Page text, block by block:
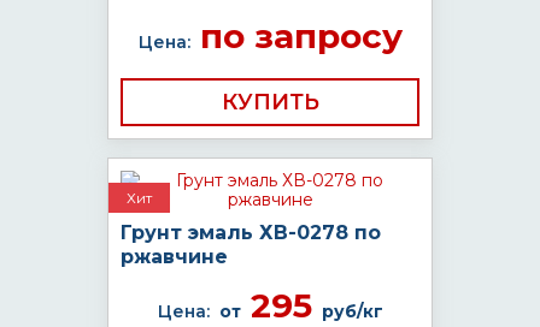
Цена:по запросу
КУПИТЬ
Хит
Грунт эмаль ХВ-0278 по
ржавчине
Цена: от295 руб/кг